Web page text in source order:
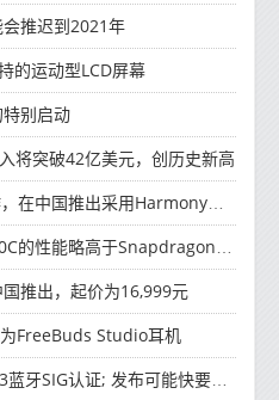
推迟到2021年
的运动型LCD屏幕
别启动
将突破42亿美元，创历史新高
采用HarmonyOS 2.0的智能家居产品
性能略高于Snapdragon 765G
推出，起价为16,999元
FreeBuds Studio耳机
SIG认证; 发布可能快要结束了